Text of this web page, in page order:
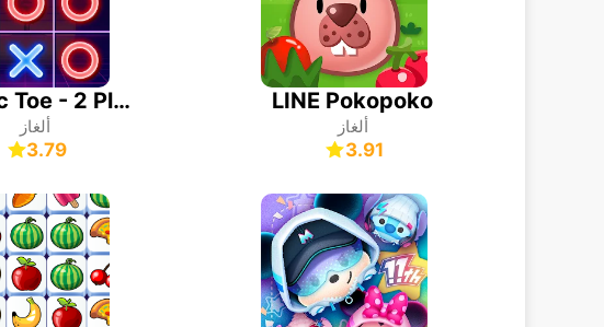
Tic Tac Toe - 2 Player XO
ألغاز
3.79
LINE Pokopoko
ألغاز
3.91